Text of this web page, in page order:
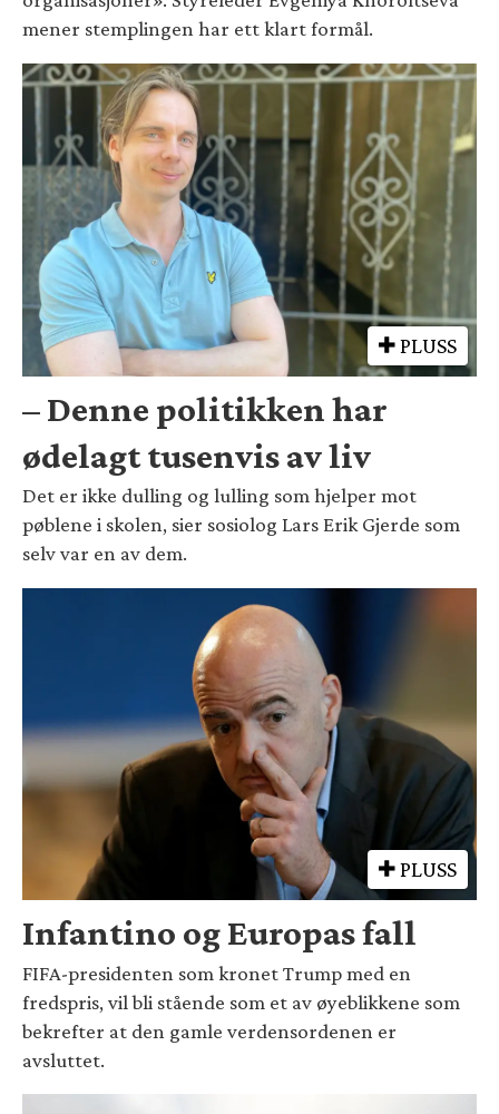
mener stemplingen har ett klart formål.
PLUSS
– Denne politikken har
ødelagt tusenvis av liv
Det er ikke dulling og lulling som hjelper mot
pøblene i skolen, sier sosiolog Lars Erik Gjerde som
selv var en av dem.
PLUSS
Infantino og Europas fall
FIFA-presidenten som kronet Trump med en
fredspris, vil bli stående som et av øyeblikkene som
bekrefter at den gamle verdensordenen er
avsluttet.